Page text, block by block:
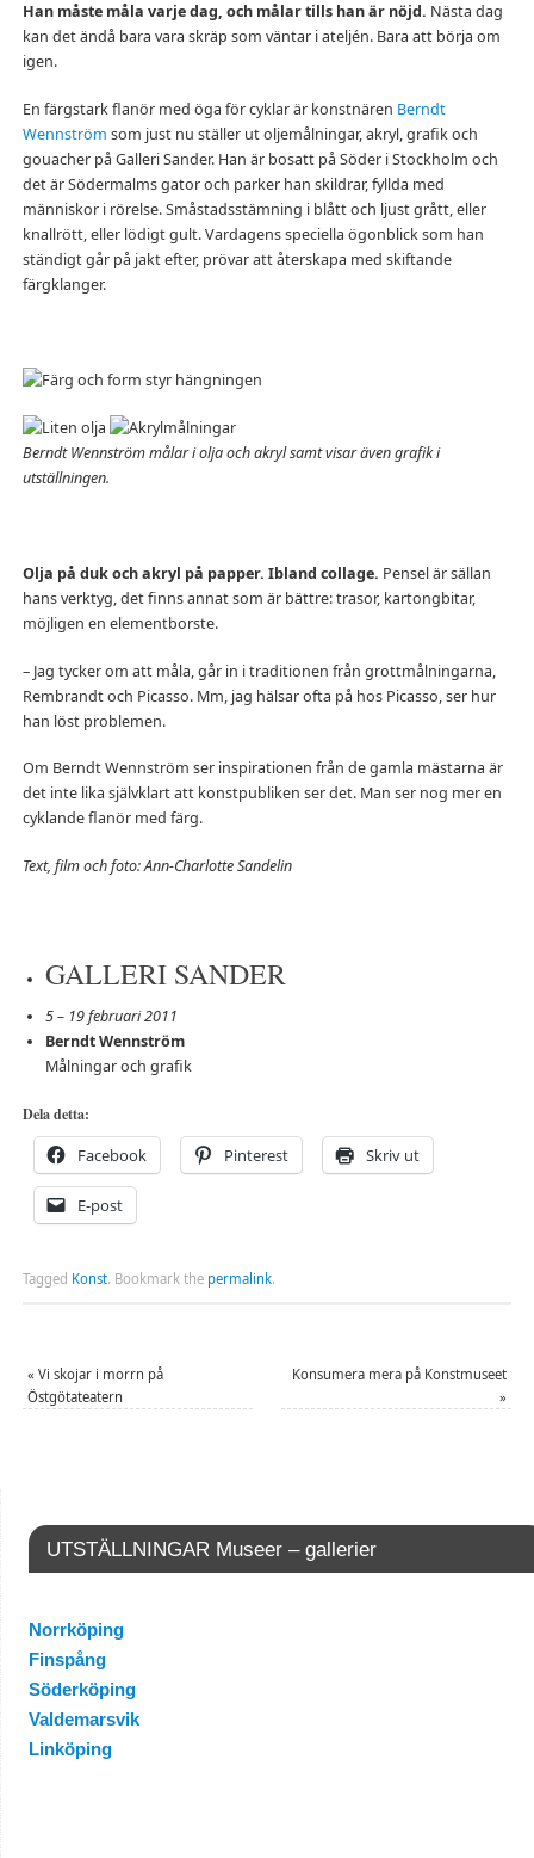
Han måste måla varje dag, och målar tills han är nöjd. Nästa dag
kan det ändå bara vara skräp som väntar i ateljén. Bara att börja om
igen.
En färgstark flanör med öga för cyklar är konstnären Berndt
Wennström som just nu ställer ut oljemålningar, akryl, grafik och
gouacher på Galleri Sander. Han är bosatt på Söder i Stockholm och
det är Södermalms gator och parker han skildrar, fyllda med
människor i rörelse. Småstadsstämning i blått och ljust grått, eller
knallrött, eller lödigt gult. Vardagens speciella ögonblick som han
ständigt går på jakt efter, prövar att återskapa med skiftande
färgklanger.
Berndt Wennström målar i olja och akryl samt visar även grafik i
utställningen.
Olja på duk och akryl på papper. Ibland collage. Pensel är sällan
hans verktyg, det finns annat som är bättre: trasor, kartongbitar,
möjligen en elementborste.
– Jag tycker om att måla, går in i traditionen från grottmålningarna,
Rembrandt och Picasso. Mm, jag hälsar ofta på hos Picasso, ser hur
han löst problemen.
Om Berndt Wennström ser inspirationen från de gamla mästarna är
det inte lika självklart att konstpubliken ser det. Man ser nog mer en
cyklande flanör med färg.
Text, film och foto: Ann-Charlotte Sandelin
GALLERI SANDER
5 – 19 februari 2011
Berndt Wennström
Målningar och grafik
Dela detta:
Facebook Pinterest Skriv ut
E-post
Tagged Konst. Bookmark the permalink.
« Vi skojar i morrn på
Östgötateatern
Konsumera mera på Konstmuseet
»
UTSTÄLLNINGAR Museer – gallerier
Norrköping
Finspång
Söderköping
Valdemarsvik
Linköping